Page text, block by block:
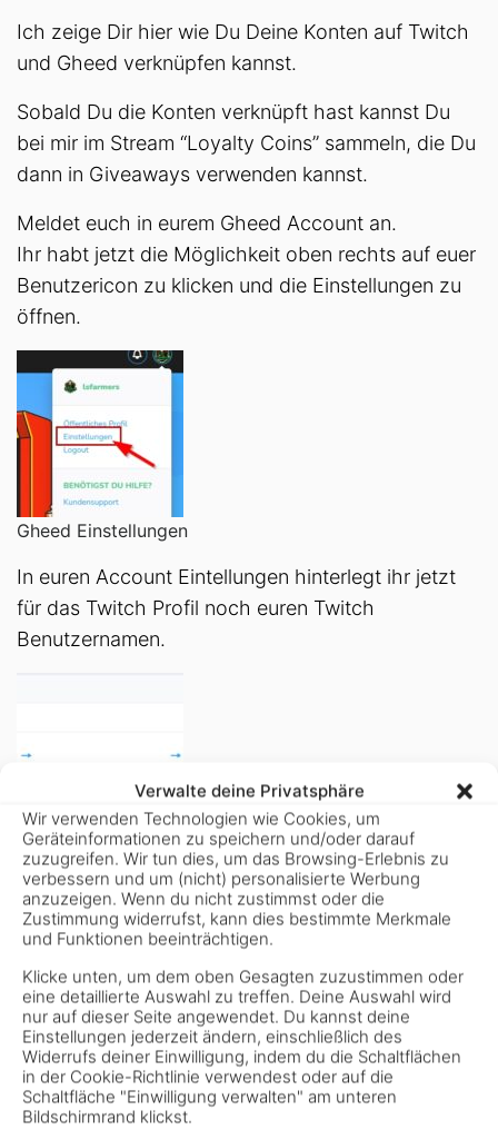
Verwalte deine Privatsphäre
Wir verwenden Technologien wie Cookies, um
Geräteinformationen zu speichern und/oder darauf
zuzugreifen. Wir tun dies, um das Browsing-Erlebnis zu
verbessern und um (nicht) personalisierte Werbung
anzuzeigen. Wenn du nicht zustimmst oder die
Zustimmung widerrufst, kann dies bestimmte Merkmale
und Funktionen beeinträchtigen.
Klicke unten, um dem oben Gesagten zuzustimmen oder
eine detaillierte Auswahl zu treffen. Deine Auswahl wird
nur auf dieser Seite angewendet. Du kannst deine
Einstellungen jederzeit ändern, einschließlich des
Widerrufs deiner Einwilligung, indem du die Schaltflächen
in der Cookie-Richtlinie verwendest oder auf die
Schaltfläche "Einwilligung verwalten" am unteren
Bildschirmrand klickst.
Ich zeige Dir hier wie Du Deine Konten auf Twitch
und Gheed verknüpfen kannst.
Sobald Du die Konten verknüpft hast kannst Du
bei mir im Stream “Loyalty Coins” sammeln, die Du
dann in Giveaways verwenden kannst.
Meldet euch in eurem Gheed Account an.
Ihr habt jetzt die Möglichkeit oben rechts auf euer
Benutzericon zu klicken und die Einstellungen zu
öffnen.
Gheed Einstellungen
In euren Account Eintellungen hinterlegt ihr jetzt
für das Twitch Profil noch euren Twitch
Benutzernamen.
Gheed mit Twitch verknüpfen
Das sollte es dann an dieser Stelle gewesen sein.
Ihr könnt jetzt beim zuschauen Loyalty Coins
freischalten die ihr dann in den Giveaways nutzen
könnt.
Viel Spaß dabei.
LG Olli